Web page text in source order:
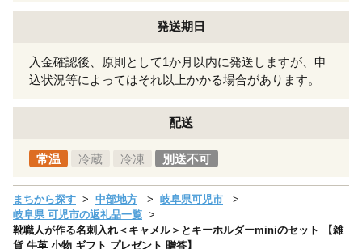
発送期日
入金確認後、原則として1か月以内に発送しますが、申
込状況等によってはそれ以上かかる場合があります。
配送
常温 冷蔵 冷凍 別送不可
まちから探す 中部地方
岐阜県可児市
岐阜県 可児市の返礼品一覧
靴職人が作る名刺入れ＜キャメル＞とキーホルダーminiのセット 【雑
貨 牛革 小物 ギフト プレゼント 贈答】